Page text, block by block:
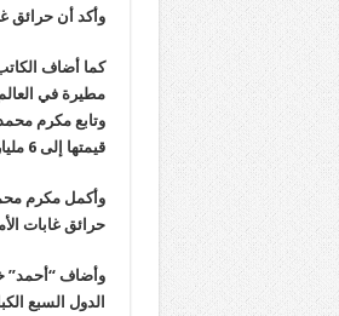
وأكد أن حرائق
كما أضاف
مطيرة في
وتابع مكرم
قيمتها إلى 6 مليار دولار”.
وأكمل مكرم
حرائق غابات الأمازون”، مضيفا:” كل 48
وأضاف “أحمد”
الدول السبع